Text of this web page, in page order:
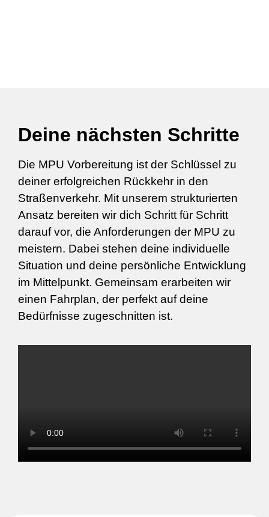
Deine nächsten Schritte
Die MPU Vorbereitung ist der Schlüssel zu
deiner erfolgreichen Rückkehr in den
Straßenverkehr. Mit unserem strukturierten
Ansatz bereiten wir dich Schritt für Schritt
darauf vor, die Anforderungen der MPU zu
meistern. Dabei stehen deine individuelle
Situation und deine persönliche Entwicklung
im Mittelpunkt. Gemeinsam erarbeiten wir
einen Fahrplan, der perfekt auf deine
Bedürfnisse zugeschnitten ist.